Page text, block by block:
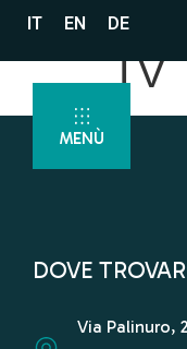
IT EN DE
MENÙ
TV
DOVE
Via Palinuro,